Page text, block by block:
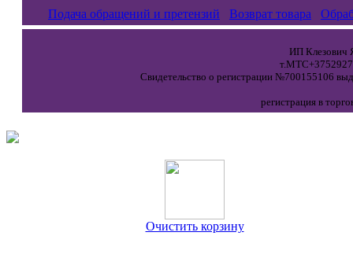
Подача обращений и претензий
Возврат товара
ИП Клезович
Свидетельство о регистрации №700155106
регистрация в
Очистить корзину